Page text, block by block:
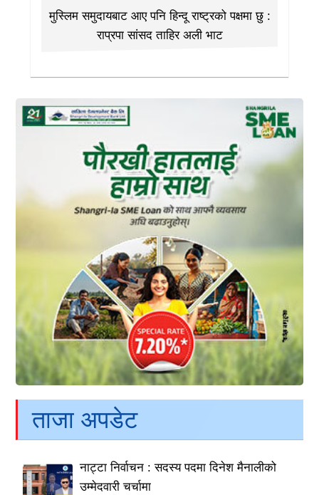
मुस्लिम समुदायबाट आए पनि हिन्दू राष्ट्रको पक्षमा छु :
राप्रपा सांसद ताहिर अली भाट
ताजा अपडेट
नाट्टा निर्वाचन : सदस्य पदमा दिनेश मैनालीको
उम्मेदवारी चर्चामा